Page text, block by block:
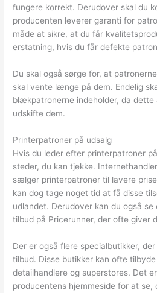
fungere korrekt. Derudover skal du
producenten leverer garanti for
måde at sikre, at du får
erstatning, hvis du får defekte
Du skal også sørge for, at
skal vente længe på dem. Endelig
blækpatronerne indeholder, da dette
udskifte dem.
Printerpatroner på udsalg
Hvis du leder efter printerpatroner
steder, du kan tjekke.
sælger printerpatroner til lavere
kan dog tage noget tid at få disse
udlandet. Derudover kan du også
tilbud på Pricerunner, der ofte giver
Der er også flere specialbutikker,
tilbud. Disse butikker kan ofte
detailhandlere og superstores. Det
producentens hjemmeside for at se,